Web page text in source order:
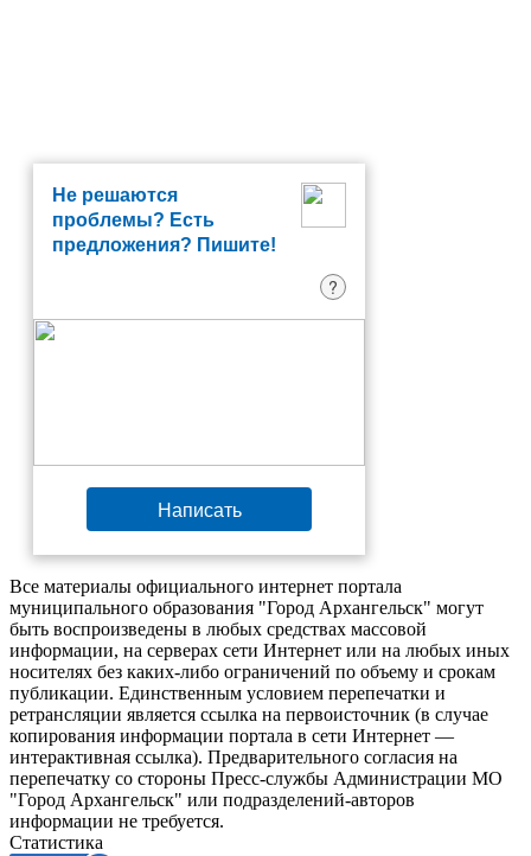
Не решаются
проблемы? Есть
предложения? Пишите!
?
Написать
Все материалы официального интернет портала
муниципального образования "Город Архангельск" могут
быть воспроизведены в любых средствах массовой
информации, на серверах сети Интернет или на любых иных
носителях без каких-либо ограничений по объему и срокам
публикации. Единственным условием перепечатки и
ретрансляции является ссылка на первоисточник (в случае
копирования информации портала в сети Интернет —
интерактивная ссылка). Предварительного согласия на
перепечатку со стороны Пресс-службы Администрации МО
"Город Архангельск" или подразделений-авторов
информации не требуется.
Статистика